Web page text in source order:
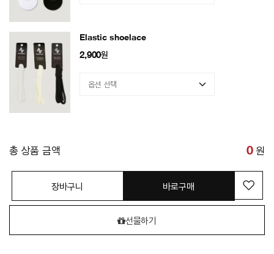
Elastic shoelace
2,900원
총 상품 금액 0 원
장바구니 바로구매
선물하기